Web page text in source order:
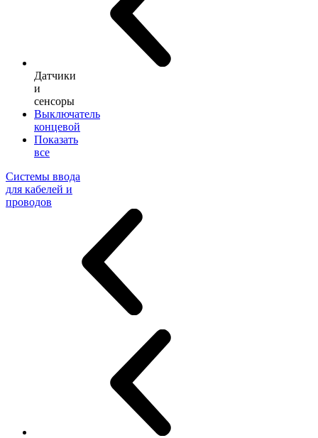
Датчики
и
сенсоры
Выключатель
концевой
Показать
все
Системы ввода
для кабелей и
проводов